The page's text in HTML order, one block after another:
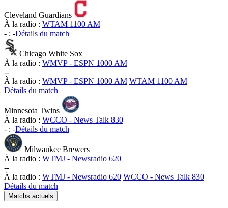
Cleveland Guardians
À la radio : WTAM 1100 AM
- : -Détails du match
Chicago White Sox
À la radio : WMVP - ESPN 1000 AM
--
À la radio : WMVP - ESPN 1000 AM WTAM 1100 AM
Détails du match
Minnesota Twins
À la radio : WCCO - News Talk 830
- : -Détails du match
Milwaukee Brewers
À la radio : WTMJ - Newsradio 620
--
À la radio : WTMJ - Newsradio 620 WCCO - News Talk 830
Détails du match
Matchs actuels